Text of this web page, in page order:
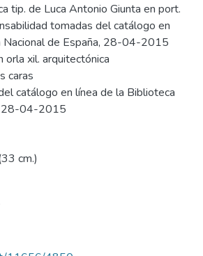
tip. de Luca Antonio Giunta en port.
tomadas del catálogo en
Nacional de España, 28-04-2015
orla xil. arquitectónica
caras
catálogo en línea de la Biblioteca
28-04-2015
cm.)